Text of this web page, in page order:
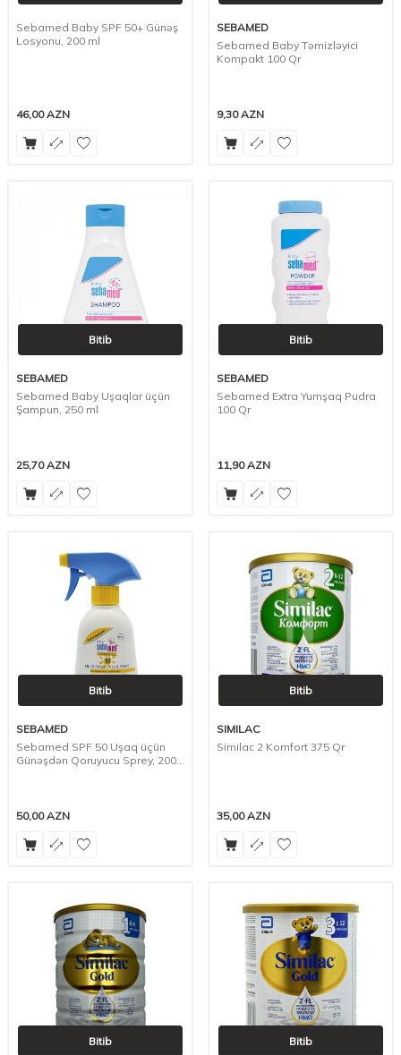
Sebamed Baby SPF 50+ Günəş
Losyonu, 200 ml
46,00AZN
SEBAMED
Sebamed Baby Təmizləyici
Kompakt 100 Qr
9,30AZN
Bitib
SEBAMED
Sebamed Baby Uşaqlar üçün
Şampun, 250 ml
25,70AZN
Bitib
SEBAMED
Sebamed Extra Yumşaq Pudra
100 Qr
11,90AZN
Bitib
SEBAMED
Sebamed SPF 50 Uşaq üçün
Günəşdən Qoruyucu Sprey, 200
50,00AZN
Bitib
SIMILAC
Similac 2 Komfort 375 Qr
35,00AZN
Bitib Bitib